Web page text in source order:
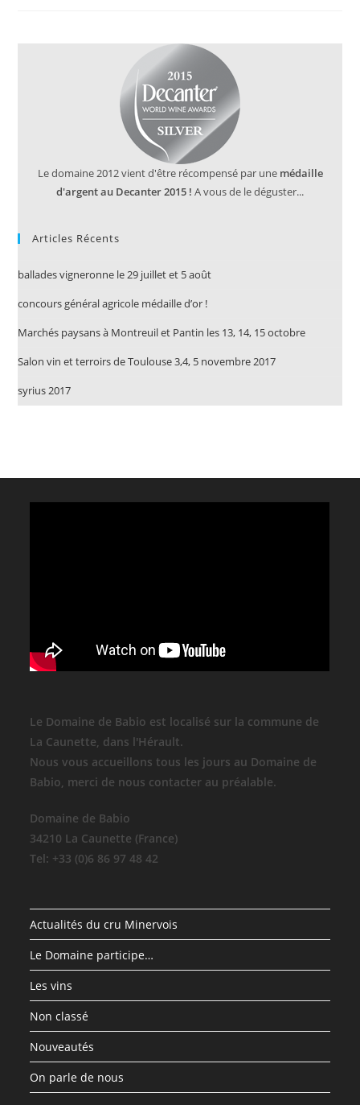
Le domaine 2012 vient d'être récompensé par une médaille
d'argent au Decanter 2015 ! A vous de le déguster...
Articles Récents
ballades vigneronne le 29 juillet et 5 août
concours général agricole médaille d’or !
Marchés paysans à Montreuil et Pantin les 13, 14, 15 octobre
Salon vin et terroirs de Toulouse 3,4, 5 novembre 2017
syrius 2017
Le Domaine de Babio est localisé sur la commune de
La Caunette, dans l'Hérault.
Nous vous accueillons tous les jours au Domaine de
Babio, merci de nous contacter au préalable.
Domaine de Babio
34210 La Caunette (France)
Tel: +33 (0)6 86 97 48 42
Actualités du cru Minervois
Le Domaine participe…
Les vins
Non classé
Nouveautés
On parle de nous